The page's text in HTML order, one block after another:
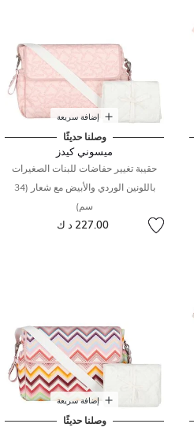
إضافة سريعة
وصلنا حديثًا
ميسوني كيدز
حقيبة تغيير حفاضات للبنات الصغيرات
باللونين الوردي والأبيض مع شعار (34
سم)
227.00 د ك
إضافة سريعة
وصلنا حديثًا